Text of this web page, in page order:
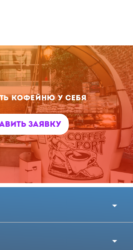
кофейню у себя
заявку